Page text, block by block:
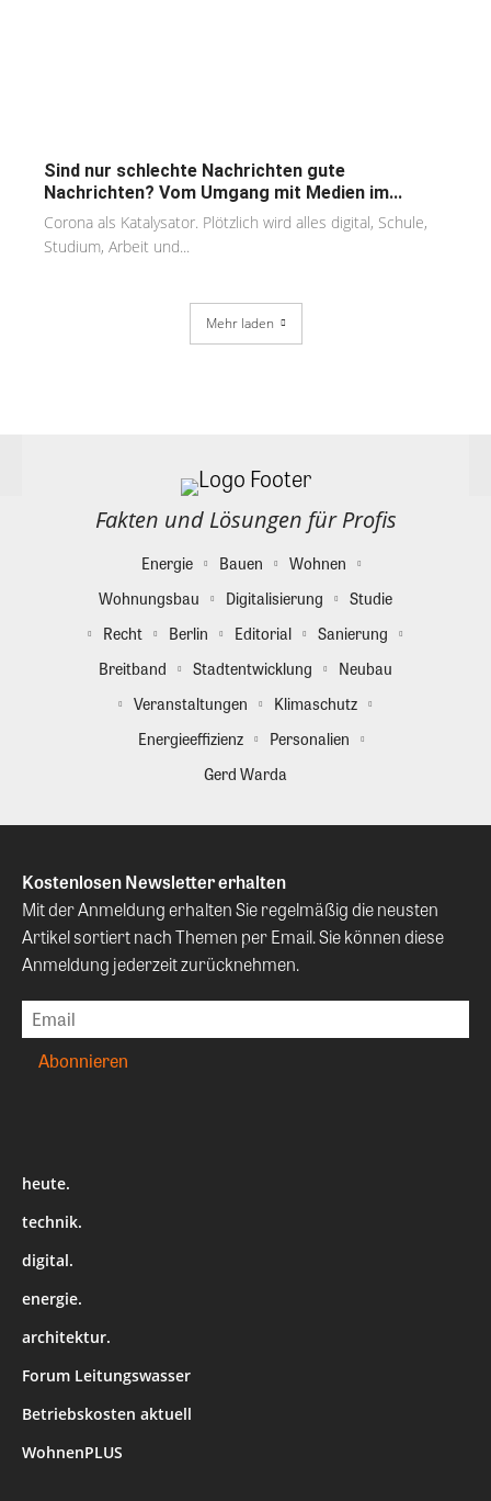
Sind nur schlechte Nachrichten gute
Nachrichten? Vom Umgang mit Medien im...
Corona als Katalysator. Plötzlich wird alles digital, Schule,
Studium, Arbeit und...
Mehr laden
Fakten und Lösungen für Profis
Energie Bauen
Wohnen
Wohnungsbau
Digitalisierung
Studie
Recht
Berlin Editorial
Sanierung
Breitband
Stadtentwicklung
Neubau
Veranstaltungen
Klimaschutz
Energieeffizienz
Personalien
Gerd Warda
Kostenlosen Newsletter erhalten
Mit der Anmeldung erhalten Sie regelmäßig die neusten
Artikel sortiert nach Themen per Email. Sie können diese
Anmeldung jederzeit zurücknehmen.
heute.
technik.
digital.
energie.
architektur.
Forum Leitungswasser
Betriebskosten aktuell
WohnenPLUS